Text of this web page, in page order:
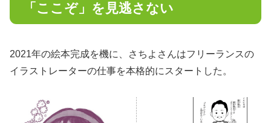
「ここぞ」を見逃さない
2021年の絵本完成を機に、さちよさんはフリーランスの
イラストレーターの仕事を本格的にスタートした。